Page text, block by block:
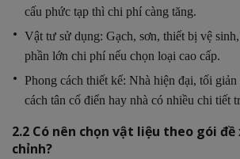
cấu phức tạp thì chi phí càng tăng.
Vật tư sử dụng: Gạch, sơn, thiết bị vệ
phần lớn chi phí nếu chọn loại cao cấp.
Phong cách thiết kế: Nhà hiện đại, tối
cách tân cổ điển hay nhà có nhiều chi tiết
2.2 Có nên chọn vật liệu theo gói
chỉnh?